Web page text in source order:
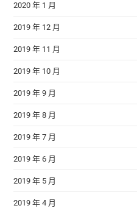
2020 年 1 月
2019 年 12 月
2019 年 11 月
2019 年 10 月
2019 年 9 月
2019 年 8 月
2019 年 7 月
2019 年 6 月
2019 年 5 月
2019 年 4 月